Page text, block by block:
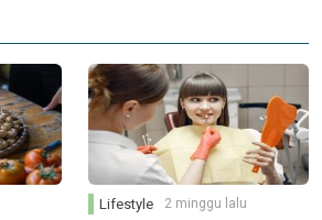
Lifestyle 2 minggu lalu